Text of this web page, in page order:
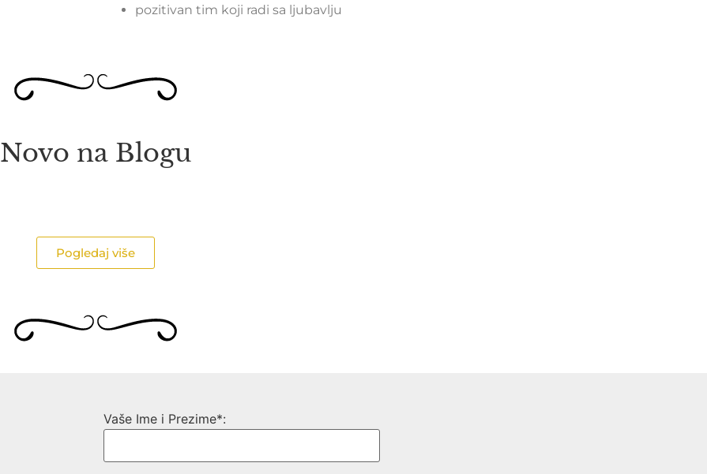
pozitivan tim koji radi sa ljubavlju
Novo na Blogu
Pogledaj više
Vaše Ime i Prezime*: